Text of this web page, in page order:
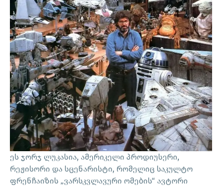
ეს ჯორჯ ლუკასია, ამერიკელი პროდიუსერი,
რეჟისორი და სცენარისტი, რომელიც საკულტო
ფრენჩაიზის „ვარსკვლავური ომების“ ავტორი